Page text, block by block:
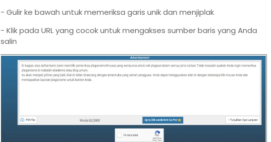
- Gulir ke bawah untuk memeriksa garis unik dan menjiplak
- Klik pada URL yang cocok untuk mengakses sumber baris yang Anda
salin